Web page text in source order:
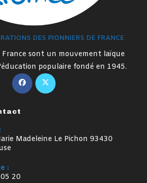
DES PIONNIERS DE FRANCE
France sont un mouvement laïque
populaire fondé en 1945.
S’ouvre
dans
S’ouvre
Madeleine Le Pichon 93430
:
20